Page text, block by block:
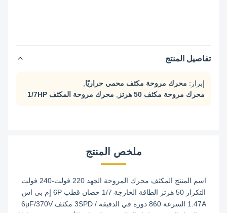
تفاصيل المنتج
محرك مروحة مكثف محمي حراريًا,
محرك مروحة مكثف 50 هرتز
,محرك مروحة المكثف 1/7HP
ملخص المنتج
اسم المنتج المكثف محرك المروحة الجهد 220 فولت-240 فولت
التكرار 50 هرتز الطاقة الخارجة 1/7 حصان قطب 6P إم بي اس
1.47A السرعة 860 دورة في الدقيقة / 3SPD مكثف 6μF/370V